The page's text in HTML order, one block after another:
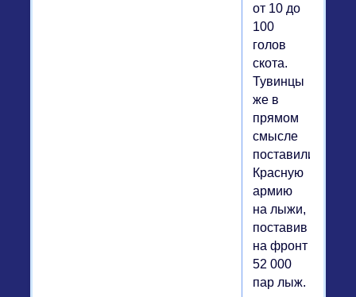
от 10 до
100
голов
скота.
Тувинцы
же в
прямом
смысле
поставили
Красную
армию
на лыжи,
поставив
на фронт
52 000
пар лыж.